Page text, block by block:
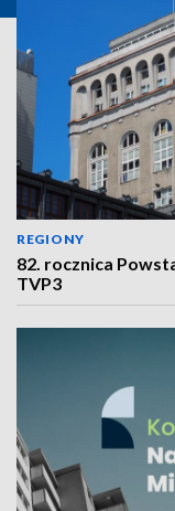
REGIONY
82. rocznica
TVP3